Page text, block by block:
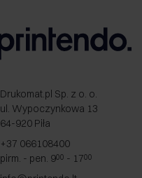
Drukomat.pl Sp. z o. o.
ul. Wypoczynkowa 13
64-920 Piła
+37 066108400
pirm. - pen. 900 - 1700